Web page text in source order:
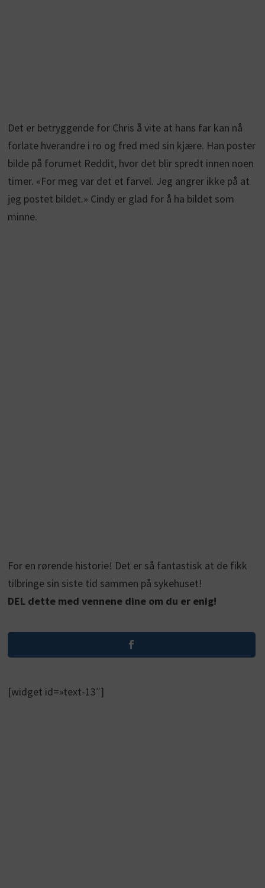
Det er betryggende for Chris å vite at hans far kan nå
forlate hverandre i ro og fred med sin kjære. Han poster
bilde på forumet Reddit, hvor det blir spredt innen noen
timer. «For meg var det et farvel. Jeg angrer ikke på at
jeg postet bildet.» Cindy er glad for å ha bildet som
minne.
For en rørende historie! Det er så fantastisk at de fikk
tilbringe sin siste tid sammen på sykehuset!
DEL dette med vennene dine om du er enig!
[widget id=»text-13″]